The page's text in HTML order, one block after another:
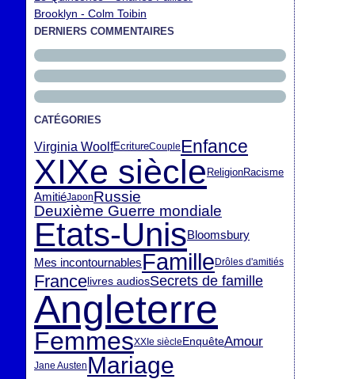
Brooklyn - Colm Toibin
DERNIERS COMMENTAIRES
CATÉGORIES
Virginia WoolfEcritureCoupleEnfance
XIXe siècle ReligionRacisme
AmitiéJaponRussie
Deuxième Guerre mondiale
Etats-UnisBloomsbury
Mes incontournablesFamille Drôles d'amitiés
Francelivres audiosSecrets de famille
Angleterre
FemmesXXIe siècleEnquêteAmour
Jane Austen Mariage